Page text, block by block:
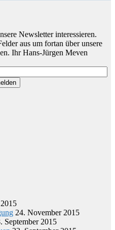
Newsletter interessieren.
aus um fortan über unsere
Ihr Hans-Jürgen Meven
24. November 2015
September 2015